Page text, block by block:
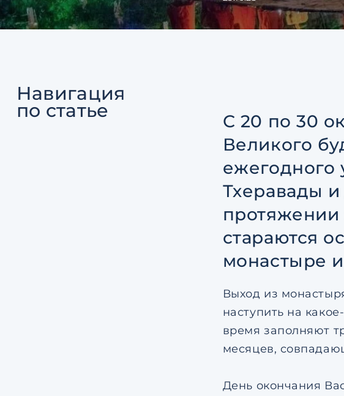
Навигация
по статье
С 20 по 30
Великого
ежегодного
Тхеравады
протяжении
стараются
монастыре
Выход из
наступить на
время заполняют
месяцев,
День окончания